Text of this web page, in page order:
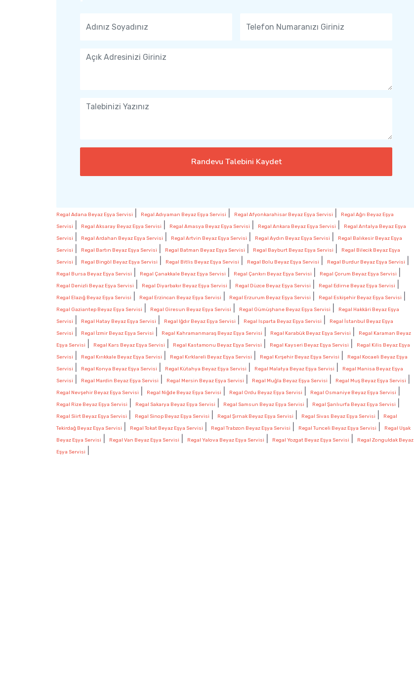
Randevu Talebini Kaydet
Regal Adana Beyaz Eşya Servisi Regal Adıyaman Beyaz Eşya Servisi Regal Afyonkarahisar Beyaz Eşya Servisi
Regal Ağrı Beyaz Eşya
Servisi
Regal Aksaray Beyaz Eşya Servisi Regal Amasya Beyaz Eşya Servisi Regal Ankara Beyaz Eşya Servisi
Regal Antalya Beyaz Eşya
Servisi
Regal Ardahan Beyaz Eşya Servisi Regal Artvin Beyaz Eşya Servisi Regal Aydın Beyaz Eşya Servisi
Regal Balıkesir Beyaz Eşya
Servisi
Regal Bartın Beyaz Eşya Servisi Regal Batman Beyaz Eşya Servisi Regal Bayburt Beyaz Eşya Servisi
Regal Bilecik Beyaz Eşya
Servisi
Regal Bingöl Beyaz Eşya Servisi Regal Bitlis Beyaz Eşya Servisi Regal Bolu Beyaz Eşya Servisi Regal Burdur Beyaz Eşya Servisi
Regal Bursa Beyaz Eşya Servisi Regal Çanakkale Beyaz Eşya Servisi Regal Çankırı Beyaz Eşya Servisi Regal Çorum Beyaz Eşya Servisi
Regal Denizli Beyaz Eşya Servisi Regal Diyarbakır Beyaz Eşya Servisi Regal Düzce Beyaz Eşya Servisi Regal Edirne Beyaz Eşya Servisi
Regal Elazığ Beyaz Eşya Servisi Regal Erzincan Beyaz Eşya Servisi Regal Erzurum Beyaz Eşya Servisi Regal Eskişehir Beyaz Eşya Servisi
Regal Gaziantep Beyaz Eşya Servisi Regal Giresun Beyaz Eşya Servisi Regal Gümüşhane Beyaz Eşya Servisi
Regal Hakkâri Beyaz Eşya
Servisi
Regal Hatay Beyaz Eşya Servisi Regal Iğdır Beyaz Eşya Servisi Regal Isparta Beyaz Eşya Servisi
Regal İstanbul Beyaz Eşya
Servisi
Regal İzmir Beyaz Eşya Servisi Regal Kahramanmaraş Beyaz Eşya Servisi Regal Karabük Beyaz Eşya Servisi
Regal Karaman Beyaz
Eşya Servisi
Regal Kars Beyaz Eşya Servisi Regal Kastamonu Beyaz Eşya Servisi Regal Kayseri Beyaz Eşya Servisi
Regal Kilis Beyaz Eşya
Servisi
Regal Kırıkkale Beyaz Eşya Servisi Regal Kırklareli Beyaz Eşya Servisi Regal Kırşehir Beyaz Eşya Servisi
Regal Kocaeli Beyaz Eşya
Servisi
Regal Konya Beyaz Eşya Servisi Regal Kütahya Beyaz Eşya Servisi Regal Malatya Beyaz Eşya Servisi
Regal Manisa Beyaz Eşya
Servisi
Regal Mardin Beyaz Eşya Servisi Regal Mersin Beyaz Eşya Servisi Regal Muğla Beyaz Eşya Servisi Regal Muş Beyaz Eşya Servisi
Regal Nevşehir Beyaz Eşya Servisi Regal Niğde Beyaz Eşya Servisi Regal Ordu Beyaz Eşya Servisi Regal Osmaniye Beyaz Eşya Servisi
Regal Rize Beyaz Eşya Servisi Regal Sakarya Beyaz Eşya Servisi Regal Samsun Beyaz Eşya Servisi Regal Şanlıurfa Beyaz Eşya Servisi
Regal Siirt Beyaz Eşya Servisi Regal Sinop Beyaz Eşya Servisi Regal Şırnak Beyaz Eşya Servisi Regal Sivas Beyaz Eşya Servisi
Regal
Tekirdağ Beyaz Eşya Servisi
Regal Tokat Beyaz Eşya Servisi Regal Trabzon Beyaz Eşya Servisi Regal Tunceli Beyaz Eşya Servisi
Regal Uşak
Beyaz Eşya Servisi
Regal Van Beyaz Eşya Servisi Regal Yalova Beyaz Eşya Servisi Regal Yozgat Beyaz Eşya Servisi
Regal Zonguldak Beyaz
Eşya Servisi